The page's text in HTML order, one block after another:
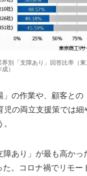
界別「支障あり」回答比率（
）
の作業や、顧客との
児の両立支援策では細
あり」が最も高かっ
た。コロナ禍でリモー